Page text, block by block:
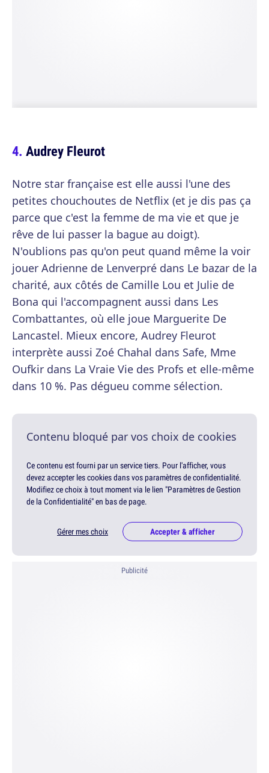
Audrey Fleurot
Notre star française est elle aussi l'une des
petites chouchoutes de Netflix (et je dis pas ça
parce que c'est la femme de ma vie et que je
rêve de lui passer la bague au doigt).
N'oublions pas qu'on peut quand même la voir
jouer Adrienne de Lenverpré dans Le bazar de la
charité, aux côtés de Camille Lou et Julie de
Bona qui l'accompagnent aussi dans Les
Combattantes, où elle joue Marguerite De
Lancastel. Mieux encore, Audrey Fleurot
interprète aussi Zoé Chahal dans Safe, Mme
Oufkir dans La Vraie Vie des Profs et elle-même
dans 10 %. Pas dégueu comme sélection.
Contenu bloqué par vos choix de cookies
Ce contenu est fourni par un service tiers. Pour l'afficher, vous
devez accepter les cookies dans vos paramètres de confidentialité.
Modifiez ce choix à tout moment via le lien "Paramètres de Gestion
de la Confidentialité" en bas de page.
Gérer mes choix Accepter & afficher
Publicité